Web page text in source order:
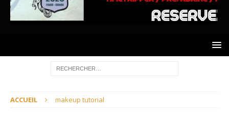
ACCUEIL makeup tutorial